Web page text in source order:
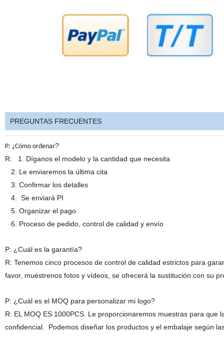
PREGUNTAS FRECUENTES
P: ¿Cómo ordenar?
R:
1. Díganos el modelo y la cantidad que necesita
2. Le enviaremos la última cita
3. Confirmar los detalles
4.
Se enviará PI
5. Organizar el pago
6. Proceso de pedido, control de calidad y envío
P: ¿Cuál es la garantía?
R: Tenemos cinco procesos de control de calidad estrictos para
favor, muéstrenos fotos y vídeos, se ofrecerá la sustitución con su
P: ¿Cuál es el MOQ para personalizar mi logo?
R: EL MOQ ES 1000PCS. Le proporcionaremos muestras para que
confidencial.
Podemos diseñar los productos y el embalaje según